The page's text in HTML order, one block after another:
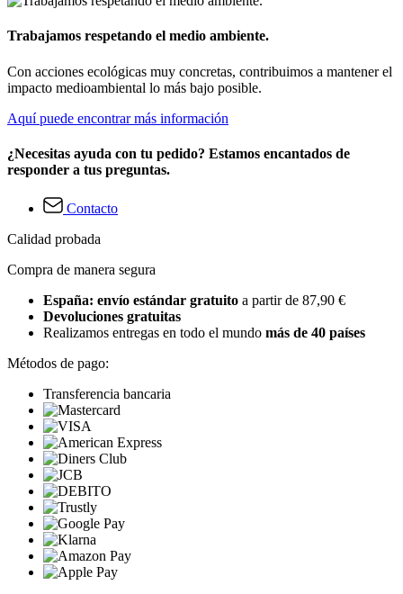
Trabajamos respetando el medio ambiente.
Con acciones ecológicas muy concretas, contribuimos a mantener el
impacto medioambiental lo más bajo posible.
Aquí puede encontrar más información
¿Necesitas ayuda con tu pedido? Estamos encantados de
responder a tus preguntas.
Contacto
Calidad probada
Compra de manera segura
España: envío estándar gratuito a partir de 87,90 €
Devoluciones gratuitas
Realizamos entregas en todo el mundo más de 40 países
Métodos de pago:
Transferencia bancaria